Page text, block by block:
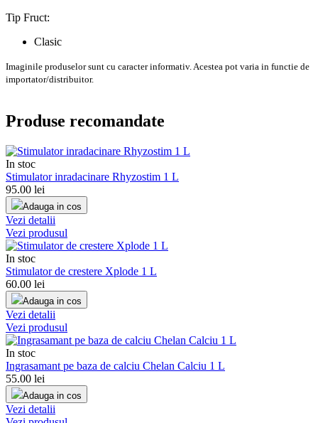
Tip Fruct:
Clasic
Imaginile produselor sunt cu caracter informativ. Acestea pot varia in functie de
importator/distribuitor.
Produse recomandate
In stoc
Stimulator inradacinare Rhyzostim 1 L
95.00 lei
Adauga in cos
Vezi detalii
Vezi produsul
In stoc
Stimulator de crestere Xplode 1 L
60.00 lei
Adauga in cos
Vezi detalii
Vezi produsul
In stoc
Ingrasamant pe baza de calciu Chelan Calciu 1 L
55.00 lei
Adauga in cos
Vezi detalii